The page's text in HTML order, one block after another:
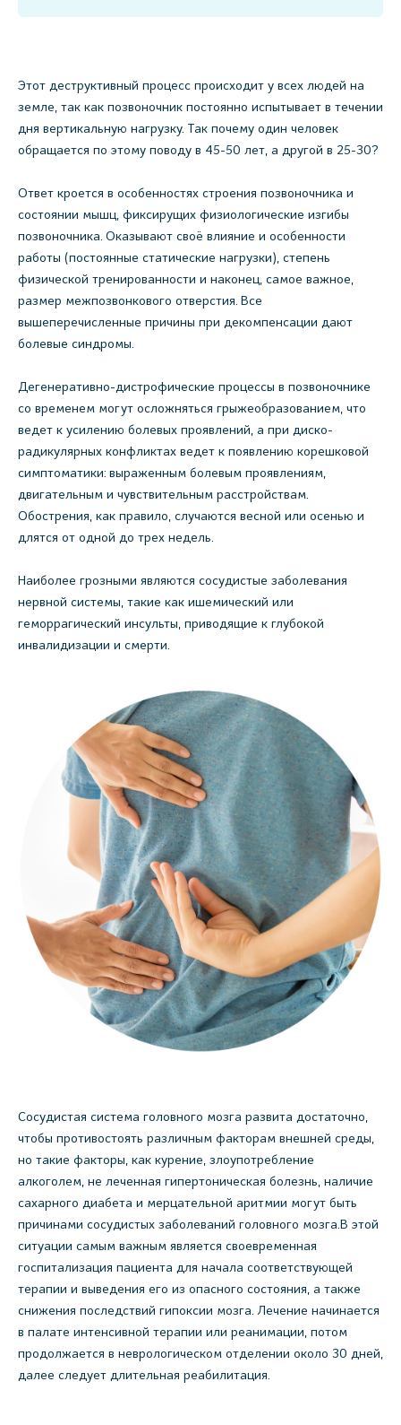
Этот деструктивный процесс происходит у всех людей на
земле, так как позвоночник постоянно испытывает в течении
дня вертикальную нагрузку. Так почему один человек
обращается по этому поводу в 45-50 лет, а другой в 25-30?
Ответ кроется в особенностях строения позвоночника и
состоянии мышц, фиксирущих физиологические изгибы
позвоночника. Оказывают своё влияние и особенности
работы (постоянные статические нагрузки), степень
физической тренированности и наконец, самое важное,
размер межпозвонкового отверстия. Все
вышеперечисленные причины при декомпенсации дают
болевые синдромы.
Дегенеративно-дистрофические процессы в позвоночнике
со временем могут осложняться грыжеобразованием, что
ведет к усилению болевых проявлений, а при диско-
радикулярных конфликтах ведет к появлению корешковой
симптоматики: выраженным болевым проявлениям,
двигательным и чувствительным расстройствам.
Обострения, как правило, случаются весной или осенью и
длятся от одной до трех недель.
Наиболее грозными являются сосудистые заболевания
нервной системы, такие как ишемический или
геморрагический инсульты, приводящие к глубокой
инвалидизации и смерти.
Сосудистая система головного мозга развита достаточно,
чтобы противостоять различным факторам внешней среды,
но такие факторы, как курение, злоупотребление
алкоголем, не леченная гипертоническая болезнь, наличие
сахарного диабета и мерцательной аритмии могут быть
причинами сосудистых заболеваний головного мозга.В этой
ситуации самым важным является своевременная
госпитализация пациента для начала соответствующей
терапии и выведения его из опасного состояния, а также
снижения последствий гипоксии мозга. Лечение начинается
в палате интенсивной терапии или реанимации, потом
продолжается в неврологическом отделении около 30 дней,
далее следует длительная реабилитация.